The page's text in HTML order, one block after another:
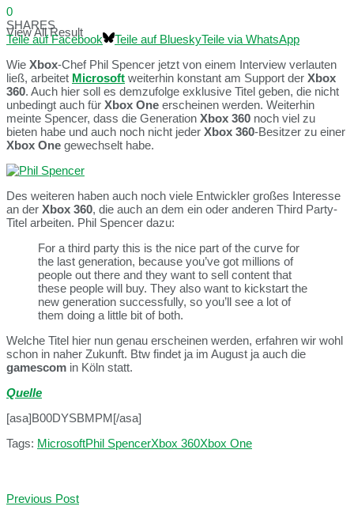
View All Result
0
SHARES
Teile auf Facebook
Teile auf BlueskyTeile via WhatsApp
Wie Xbox-Chef Phil Spencer jetzt von einem Interview verlauten
ließ, arbeitet Microsoft weiterhin konstant am Support der Xbox
360. Auch hier soll es demzufolge exklusive Titel geben, die nicht
unbedingt auch für Xbox One erscheinen werden. Weiterhin
meinte Spencer, dass die Generation Xbox 360 noch viel zu
bieten habe und auch noch nicht jeder Xbox 360-Besitzer zu einer
Xbox One gewechselt habe.
Des weiteren haben auch noch viele Entwickler großes Interesse
an der Xbox 360, die auch an dem ein oder anderen Third Party-
Titel arbeiten. Phil Spencer dazu:
For a third party this is the nice part of the curve for
the last generation, because you’ve got millions of
people out there and they want to sell content that
these people will buy. They also want to kickstart the
new generation successfully, so you’ll see a lot of
them doing a little bit of both.
Welche Titel hier nun genau erscheinen werden, erfahren wir wohl
schon in naher Zukunft. Btw findet ja im August ja auch die
gamescom in Köln statt.
Quelle
[asa]B00DYSBMPM[/asa]
Tags: MicrosoftPhil SpencerXbox 360Xbox One
Previous Post